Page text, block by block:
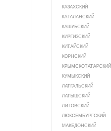
КАЗАХСКИЙ
КАТАЛАНСКИЙ
КАШУБСКИЙ
КИРГИЗСКИЙ
КИТАЙСКИЙ
КОРНСКИЙ
КРЫМСКО­ТАТАРСКИЙ
КУМЫКСКИЙ
ЛАТГАЛЬСКИЙ
ЛАТЫШСКИЙ
ЛИТОВСКИЙ
ЛЮКСЕМБУРГСКИЙ
МАКЕДОНСКИЙ